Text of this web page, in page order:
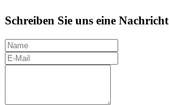
Schreiben Sie uns eine Nachricht
N
a
m
E
-
e